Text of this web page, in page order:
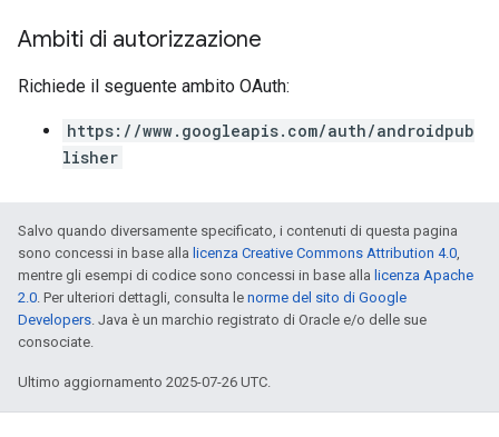
Ambiti di autorizzazione
Richiede il seguente ambito OAuth:
https://www.googleapis.com/auth/androidpub
lisher
Salvo quando diversamente specificato, i contenuti di questa pagina
sono concessi in base alla licenza Creative Commons Attribution 4.0,
mentre gli esempi di codice sono concessi in base alla licenza Apache
2.0. Per ulteriori dettagli, consulta le norme del sito di Google
Developers. Java è un marchio registrato di Oracle e/o delle sue
consociate.
Ultimo aggiornamento 2025-07-26 UTC.